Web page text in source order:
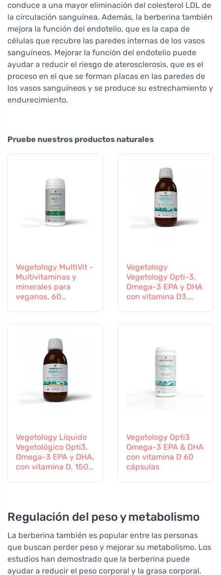
conduce a una mayor eliminación del colesterol LDL de
la circulación sanguínea. Además, la berberina también
mejora la función del endotelio, que es la capa de
células que recubre las paredes internas de los vasos
sanguíneos. Mejorar la función del endotelio puede
ayudar a reducir el riesgo de aterosclerosis, que es el
proceso en el que se forman placas en las paredes de
los vasos sanguíneos y se produce su estrechamiento y
endurecimiento.
Pruebe nuestros productos naturales
Vegetology MultiVit -
Multivitaminas y
minerales para
veganos, 60
Vegetology
Vegetology Opti-3,
Omega-3 EPA y DHA
con vitamina D3,
Vegetology Líquido
Vegetológico Opti3.
Omega-3 EPA y DHA,
con vitamina D, 150
Vegetology Opti3
Omega-3 EPA & DHA
con vitamina D 60
cápsulas
Regulación del peso y metabolismo
La berberina también es popular entre las personas
que buscan perder peso y mejorar su metabolismo. Los
estudios han demostrado que la berberina puede
ayudar a reducir el peso corporal y la grasa corporal.